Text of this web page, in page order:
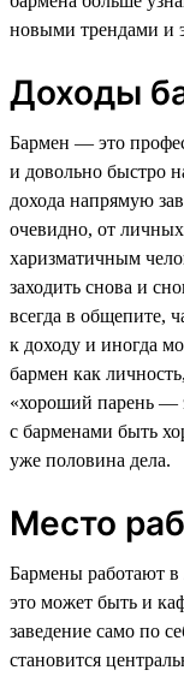
новыми трендами и
Доходы
Бармен — это
и довольно быстро
дохода напрямую
очевидно, от
харизматичным
заходить снова и
всегда в общепите,
к доходу и иногда
бармен как
«хороший парень —
с барменами быть
уже половина дела.
Место
Бармены работают в
это может быть и
заведение само по
становится